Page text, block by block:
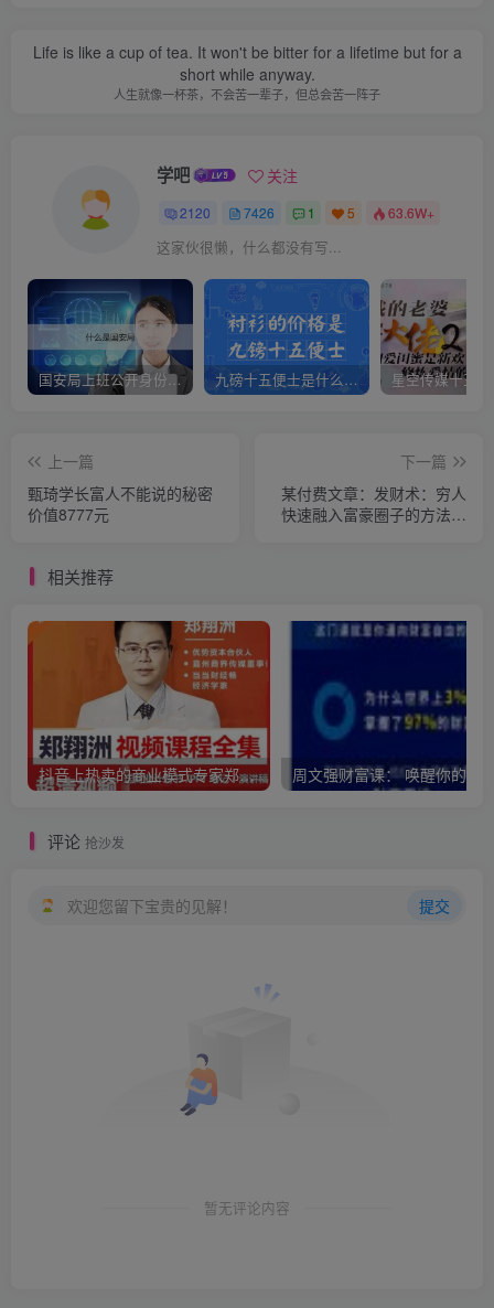
Life is like a cup of tea. It won't be bitter for a lifetime but for a
short while anyway.
人生就像一杯茶，不会苦一辈子，但总会苦一阵子
学吧 关注
2120 7426 1 5 63.6W+
这家伙很懒，什么都没有写...
国安局上班公开身份是什么（国安身份对家人保密吗） 九磅十五便士是什么意思（九磅十五便士是什么梗）
上一篇
甄琦学长富人不能说的秘密
价值8777元
下一篇
某付费文章：发财术：穷人
快速融入富豪圈子的方法，
相关推荐
抖音上热卖的商业模式专家郑翔洲新商业模式课程，全集价值12980元的课程
评论 抢沙发
欢迎您留下宝贵的见解！ 提交
暂无评论内容